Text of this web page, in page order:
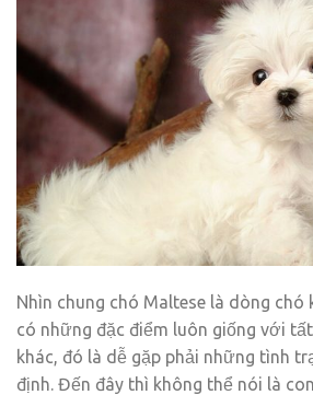
Nhìn chung chó Maltese là dòng chó
có những đặc điểm luôn giống với
khác, đó là dễ gặp phải những tình
định. Đến đây thì không thể nói là